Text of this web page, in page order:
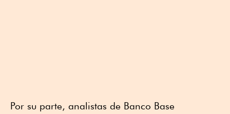
Por su parte, analistas de Banco Base